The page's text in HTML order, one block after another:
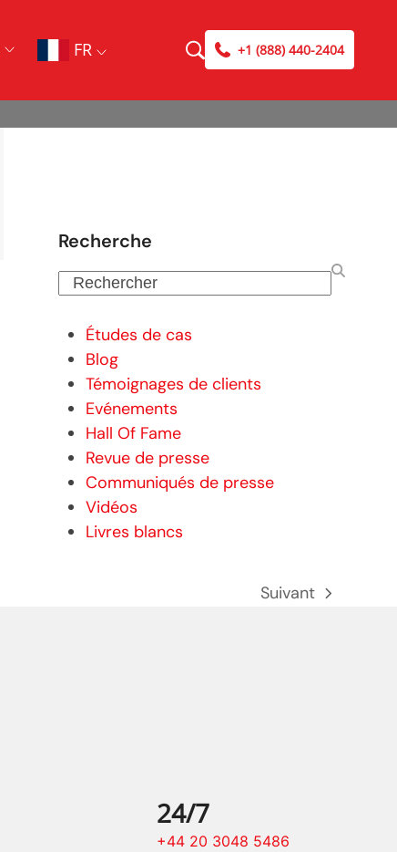
FR +1 (888) 440-2404
Recherche
Rechercher
Études de cas
Blog
Témoignages de clients
Evénements
Hall Of Fame
Revue de presse
Communiqués de presse
Vidéos
Livres blancs
prochain
Suivant
24/7
+44 20 3048 5486